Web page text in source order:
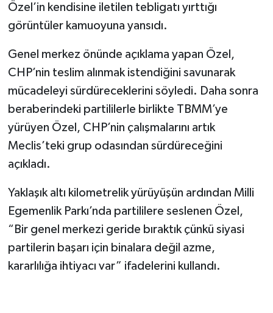
Özel’in kendisine iletilen tebligatı yırttığı
görüntüler kamuoyuna yansıdı.
Genel merkez önünde açıklama yapan Özel,
CHP’nin teslim alınmak istendiğini savunarak
mücadeleyi sürdüreceklerini söyledi. Daha sonra
beraberindeki partililerle birlikte TBMM’ye
yürüyen Özel, CHP’nin çalışmalarını artık
Meclis’teki grup odasından sürdüreceğini
açıkladı.
Yaklaşık altı kilometrelik yürüyüşün ardından Milli
Egemenlik Parkı’nda partililere seslenen Özel,
“Bir genel merkezi geride bıraktık çünkü siyasi
partilerin başarı için binalara değil azme,
kararlılığa ihtiyacı var” ifadelerini kullandı.